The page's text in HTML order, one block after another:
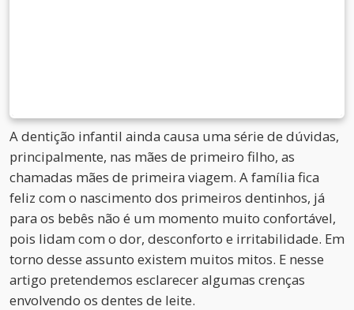
A dentição infantil ainda causa uma série de dúvidas,
principalmente, nas mães de primeiro filho, as
chamadas mães de primeira viagem. A família fica
feliz com o nascimento dos primeiros dentinhos, já
para os bebês não é um momento muito confortável,
pois lidam com o dor, desconforto e irritabilidade. Em
torno desse assunto existem muitos mitos. E nesse
artigo pretendemos esclarecer algumas crenças
envolvendo os dentes de leite.